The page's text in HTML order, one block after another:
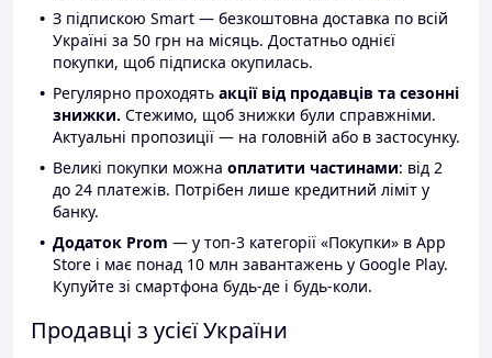
З підпискою Smart — безкоштовна доставка по всій
Україні за 50 грн на місяць. Достатньо однієї
покупки, щоб підписка окупилась.
Регулярно проходять акції від продавців та сезонні
знижки. Стежимо, щоб знижки були справжніми.
Актуальні пропозиції — на головній або в застосунку.
Великі покупки можна оплатити частинами: від 2
до 24 платежів. Потрібен лише кредитний ліміт у
банку.
Додаток Prom — у топ-3 категорії «Покупки» в App
Store і має понад 10 млн завантажень у Google Play.
Купуйте зі смартфона будь-де і будь-коли.
Продавці з усієї України